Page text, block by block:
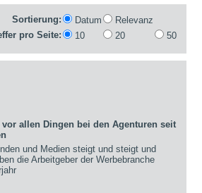
Sortierung: Datum
Relevanz
pro Seite:
10 20 50
allen Dingen bei den Agenturen seit
und Medien steigt und steigt und
die Arbeitgeber der Werbebranche